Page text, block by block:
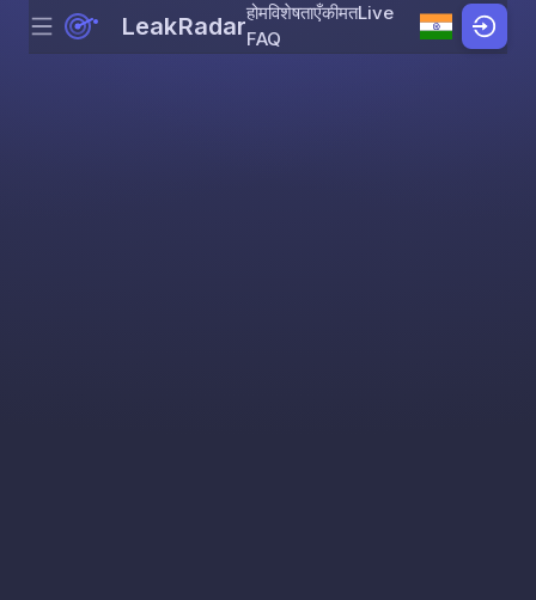
Skip to content
Menu LeakRadarहोमविशेषताएँकीमतLive
FAQ